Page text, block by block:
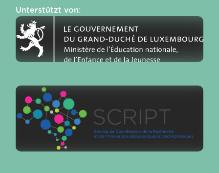
Unterstützt von: